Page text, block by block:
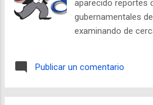
Experto tecnólogo
aparecido reportes
gubernamentales
examinando de
casas editoriales
el material en el
Publicar un comentario